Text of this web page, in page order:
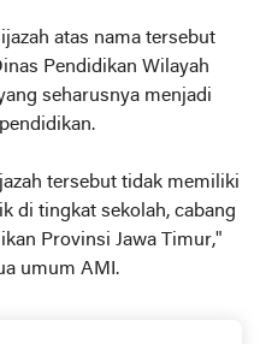
atas nama tersebut
Pendidikan Wilayah
seharusnya menjadi
tersebut tidak memiliki
di tingkat sekolah, cabang
Provinsi Jawa Timur,"
umum AMI.